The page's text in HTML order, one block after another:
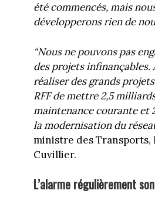
été commencés, mais
développerons rien de
“Nous ne pouvons pas
des projets infinançables.
réaliser des grands
RFF de mettre 2,5
maintenance courante et
la modernisation du
ministre des Transports,
Cuvillier.
L’alarme régulièrement